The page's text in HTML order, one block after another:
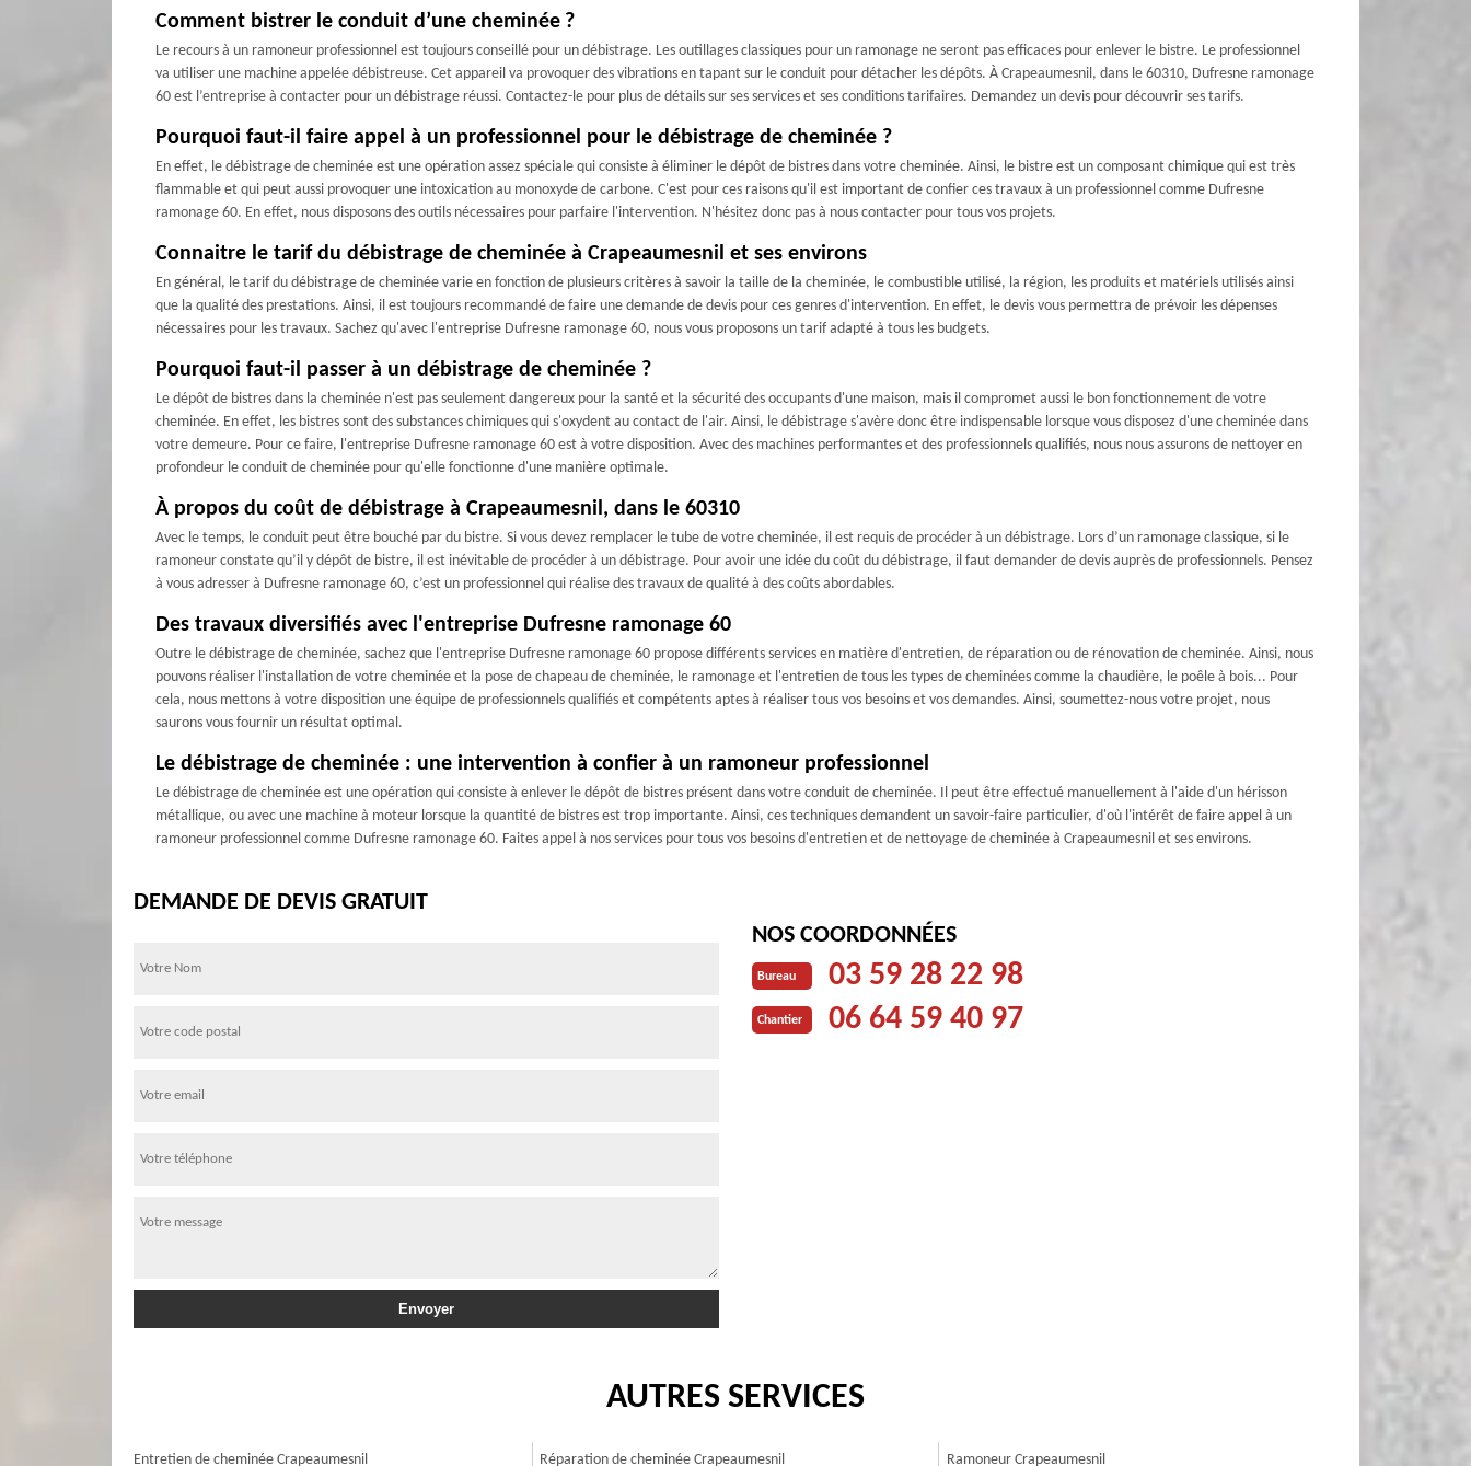
Comment bistrer le conduit d’une cheminée ?
Le recours à un ramoneur professionnel est toujours conseillé pour un débistrage. Les outillages classiques pour un ramonage ne seront pas efficaces pour enlever le bistre. Le professionnel
va utiliser une machine appelée débistreuse. Cet appareil va provoquer des vibrations en tapant sur le conduit pour détacher les dépôts. À Crapeaumesnil, dans le 60310, Dufresne ramonage
60 est l’entreprise à contacter pour un débistrage réussi. Contactez-le pour plus de détails sur ses services et ses conditions tarifaires. Demandez un devis pour découvrir ses tarifs.
Pourquoi faut-il faire appel à un professionnel pour le débistrage de cheminée ?
En effet, le débistrage de cheminée est une opération assez spéciale qui consiste à éliminer le dépôt de bistres dans votre cheminée. Ainsi, le bistre est un composant chimique qui est très
flammable et qui peut aussi provoquer une intoxication au monoxyde de carbone. C'est pour ces raisons qu'il est important de confier ces travaux à un professionnel comme Dufresne
ramonage 60. En effet, nous disposons des outils nécessaires pour parfaire l'intervention. N'hésitez donc pas à nous contacter pour tous vos projets.
Connaitre le tarif du débistrage de cheminée à Crapeaumesnil et ses environs
En général, le tarif du débistrage de cheminée varie en fonction de plusieurs critères à savoir la taille de la cheminée, le combustible utilisé, la région, les produits et matériels utilisés ainsi
que la qualité des prestations. Ainsi, il est toujours recommandé de faire une demande de devis pour ces genres d'intervention. En effet, le devis vous permettra de prévoir les dépenses
nécessaires pour les travaux. Sachez qu'avec l'entreprise Dufresne ramonage 60, nous vous proposons un tarif adapté à tous les budgets.
Pourquoi faut-il passer à un débistrage de cheminée ?
Le dépôt de bistres dans la cheminée n'est pas seulement dangereux pour la santé et la sécurité des occupants d'une maison, mais il compromet aussi le bon fonctionnement de votre
cheminée. En effet, les bistres sont des substances chimiques qui s'oxydent au contact de l'air. Ainsi, le débistrage s'avère donc être indispensable lorsque vous disposez d'une cheminée dans
votre demeure. Pour ce faire, l'entreprise Dufresne ramonage 60 est à votre disposition. Avec des machines performantes et des professionnels qualifiés, nous nous assurons de nettoyer en
profondeur le conduit de cheminée pour qu'elle fonctionne d'une manière optimale.
À propos du coût de débistrage à Crapeaumesnil, dans le 60310
Avec le temps, le conduit peut être bouché par du bistre. Si vous devez remplacer le tube de votre cheminée, il est requis de procéder à un débistrage. Lors d’un ramonage classique, si le
ramoneur constate qu’il y dépôt de bistre, il est inévitable de procéder à un débistrage. Pour avoir une idée du coût du débistrage, il faut demander de devis auprès de professionnels. Pensez
à vous adresser à Dufresne ramonage 60, c’est un professionnel qui réalise des travaux de qualité à des coûts abordables.
Des travaux diversifiés avec l'entreprise Dufresne ramonage 60
Outre le débistrage de cheminée, sachez que l'entreprise Dufresne ramonage 60 propose différents services en matière d'entretien, de réparation ou de rénovation de cheminée. Ainsi, nous
pouvons réaliser l'installation de votre cheminée et la pose de chapeau de cheminée, le ramonage et l'entretien de tous les types de cheminées comme la chaudière, le poêle à bois... Pour
cela, nous mettons à votre disposition une équipe de professionnels qualifiés et compétents aptes à réaliser tous vos besoins et vos demandes. Ainsi, soumettez-nous votre projet, nous
saurons vous fournir un résultat optimal.
Le débistrage de cheminée : une intervention à confier à un ramoneur professionnel
Le débistrage de cheminée est une opération qui consiste à enlever le dépôt de bistres présent dans votre conduit de cheminée. Il peut être effectué manuellement à l'aide d'un hérisson
métallique, ou avec une machine à moteur lorsque la quantité de bistres est trop importante. Ainsi, ces techniques demandent un savoir-faire particulier, d'où l'intérêt de faire appel à un
ramoneur professionnel comme Dufresne ramonage 60. Faites appel à nos services pour tous vos besoins d'entretien et de nettoyage de cheminée à Crapeaumesnil et ses environs.
DEMANDE DE DEVIS GRATUIT
NOS COORDONNÉES
Bureau 03 59 28 22 98
Chantier 06 64 59 40 97
AUTRES SERVICES
Entretien de cheminée Crapeaumesnil Réparation de cheminée Crapeaumesnil Ramoneur Crapeaumesnil